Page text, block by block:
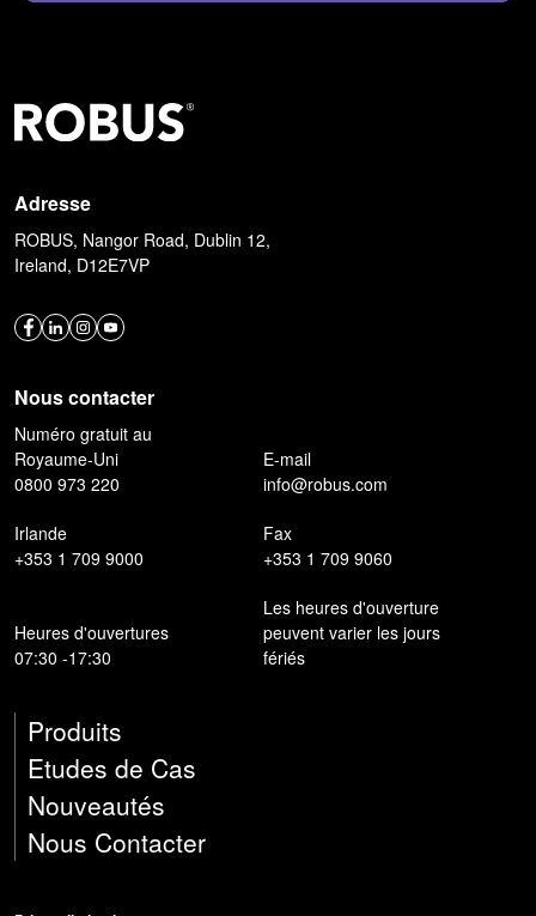
Adresse
ROBUS, Nangor Road, Dublin 12,
Ireland, D12E7VP
Nous contacter
Numéro gratuit au
Royaume-Uni
0800 973 220
E-mail
info@robus.com
Irlande
+353 1 709 9000
Fax
+353 1 709 9060
Heures d'ouvertures
07:30 -17:30
Les heures d'ouverture
peuvent varier les jours
fériés
Produits
Etudes de Cas
Nouveautés
Nous Contacter